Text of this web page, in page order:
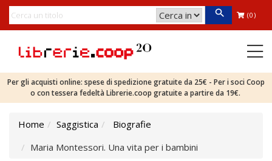
(0)
Per gli acquisti online: spese di spedizione gratuite da 25€ - Per i soci Coop
o con tessera fedeltà Librerie.coop gratuite a partire da 19€.
Home Saggistica
Biografie
Maria Montessori. Una vita per i bambini